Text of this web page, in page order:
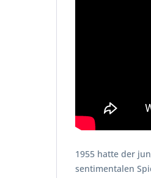
1955 hatte der
sentimentalen